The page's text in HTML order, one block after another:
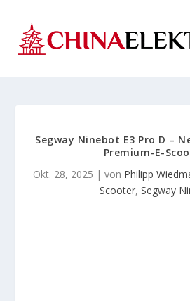
Segway Ninebot E3 Pro D –
Premium-E-
Okt. 28, 2025 | von Philipp
Scooter, Segway